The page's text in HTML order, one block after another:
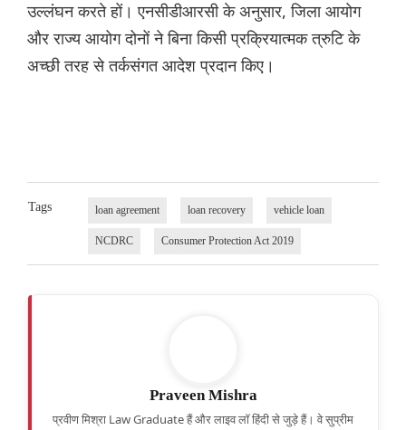
उल्लंघन करते हों। एनसीडीआरसी के अनुसार, जिला आयोग
और राज्य आयोग दोनों ने बिना किसी प्रक्रियात्मक त्रुटि के
अच्छी तरह से तर्कसंगत आदेश प्रदान किए।
Tags loan agreement loan recovery vehicle loan
NCDRC Consumer Protection Act 2019
Praveen Mishra
प्रवीण मिश्रा Law Graduate हैं और लाइव लॉ हिंदी से जुड़े हैं। वे सुप्रीम